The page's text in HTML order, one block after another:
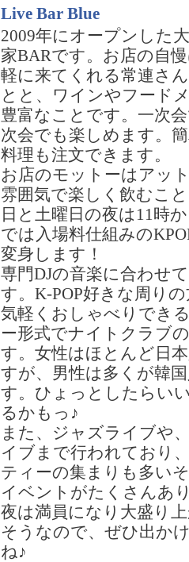
Live Bar Blue
2009年にオープンした
家BARです。お店の自
軽に来てくれる常連さ
とと、ワインやフード
豊富なことです。一次
次会でも楽しめます。
料理も注文できます。
お店のモットーはアッ
雰囲気で楽しく飲むこ
日と土曜日の夜は11時
では入場料仕組みの
変身します！
専門DJの音楽に合わせ
す。K-POP好きな周り
気軽くおしゃべりでき
ー形式でナイトクラブ
す。女性はほとんど日
すが、男性は多くが韓
す。ひょっとしたらい
るかもっ♪
また、ジャズライブや
イブまで行われており
ティーの集まりも多い
イベントがたくさんあ
夜は満員になり大盛り
そうなので、ぜひ出か
ね♪